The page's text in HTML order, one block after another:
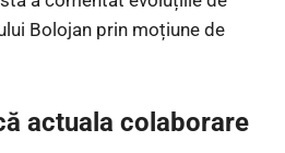
Bolojan prin moțiune de
actuala colaborare